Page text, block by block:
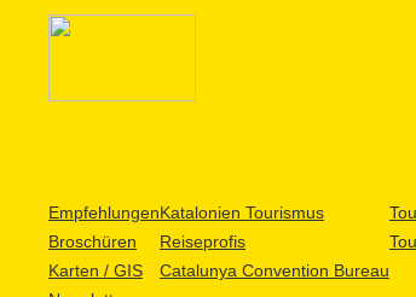
Empfehlungen
Broschüren
Karten / GIS
Katalonien Tourismus
Reiseprofis
Catalunya Convention Bureau